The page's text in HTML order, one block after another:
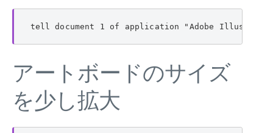
tell document 1 of application "Adobe
アートボードのサイズ
を少し拡大